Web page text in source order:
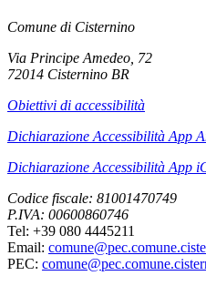
Comune di Cisternino
Via Principe Amedeo, 72
72014 Cisternino BR
Obiettivi di accessibilità
Dichiarazione Accessibilità App
Dichiarazione Accessibilità App
Codice fiscale: 81001470749
P.IVA: 00600860746
Tel: +39 080 4445211
Email:
PEC: